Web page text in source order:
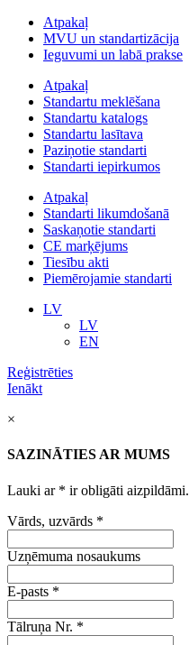
Atpakaļ
MVU un standartizācija
Ieguvumi un labā prakse
Atpakaļ
Standartu meklēšana
Standartu katalogs
Standartu lasītava
Paziņotie standarti
Standarti iepirkumos
Atpakaļ
Standarti likumdošanā
Saskaņotie standarti
CE marķējums
Tiesību akti
Piemērojamie standarti
LV
LV
EN
Reģistrēties
Ienākt
×
SAZINĀTIES AR MUMS
Lauki ar * ir obligāti aizpildāmi.
Vārds, uzvārds *
Uzņēmuma nosaukums
E-pasts *
Tālruņa Nr. *